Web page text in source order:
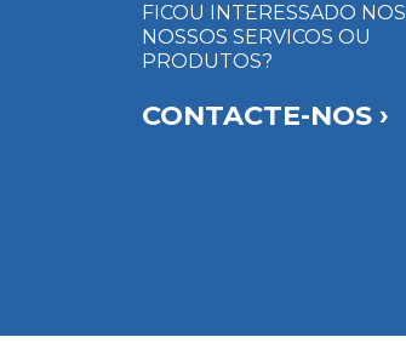
FICOU INTERESSADO NOS
NOSSOS SERVICOS OU
PRODUTOS?
CONTACTE-NOS ›